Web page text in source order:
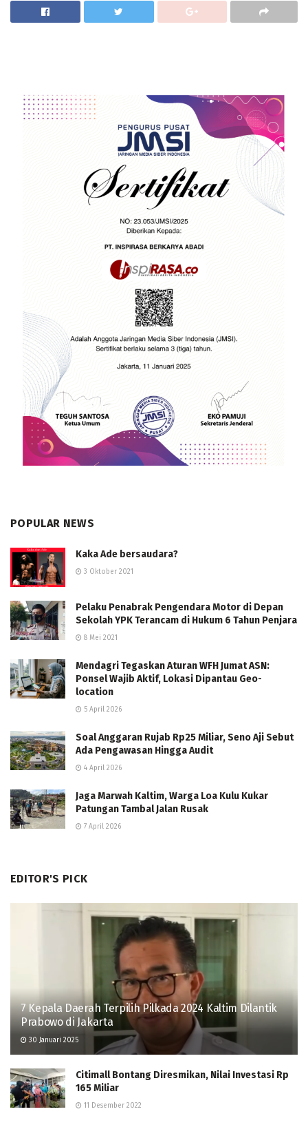
POPULAR NEWS
Kaka Ade bersaudara?
3 Oktober 2021
Pelaku Penabrak Pengendara Motor di Depan
Sekolah YPK Terancam di Hukum 6 Tahun Penjara
8 Mei 2021
Mendagri Tegaskan Aturan WFH Jumat ASN:
Ponsel Wajib Aktif, Lokasi Dipantau Geo-
location
5 April 2026
Soal Anggaran Rujab Rp25 Miliar, Seno Aji Sebut
Ada Pengawasan Hingga Audit
4 April 2026
Jaga Marwah Kaltim, Warga Loa Kulu Kukar
Patungan Tambal Jalan Rusak
7 April 2026
EDITOR'S PICK
7 Kepala Daerah Terpilih Pilkada 2024 Kaltim Dilantik
Prabowo di Jakarta
30 Januari 2025
Citimall Bontang Diresmikan, Nilai Investasi Rp
165 Miliar
11 Desember 2022